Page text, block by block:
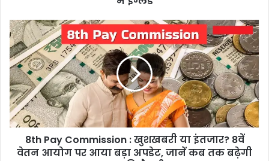
बार
सेमीफाइनल
में
इंग्लैंड
8th
Pay
Commission
:
खुशखबरी
या
इंतजार?
8वें
वेतन
आयोग8th Pay Commission : खुशखबरी या इंतजार? 8वें
वेतन आयोग पर आया बड़ा अपडेट, जानें कब तक बढ़ेगी